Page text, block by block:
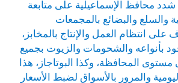
محافظ الإسماعيلية على متابعة
والسلع والبضائع بالمجمعات
على انتظام العمل والإنتاج بالمخابز،
بأنواعه والشحومات والزيوت بجميع
المحافظة، وكذا البوتاجاز، هذا
والمرور بالأسواق لضبط الأسعار